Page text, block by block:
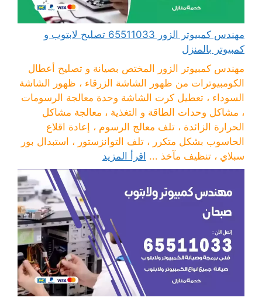
مهندس كمبيوتر الزور 65511033 تصليح لابتوب و
كمبيوتر بالمنزل
مهندس كمبيوتر الزور المختص بصيانة و تصليح أعطال
الكومبيوترات من ظهور الشاشة الزرقاء ، ظهور الشاشة
السوداء ، تعطيل كرت الشاشة وحدة معالجة الرسومات
، مشاكل وحدات الطاقة و التغذية ، معالجة مشاكل
الحرارة الزائدة ، تلف معالج الرسوم ، إعادة اقلاع
الحاسوب بشكل متكرر ، تلف التوانزستور ، استبدال بور
سبلاي ، تنظيف مآخذ ... اقرأ المزيد